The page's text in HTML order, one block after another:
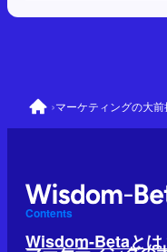
›マーケティングの大前
Contents
Wisdom-Betaとは